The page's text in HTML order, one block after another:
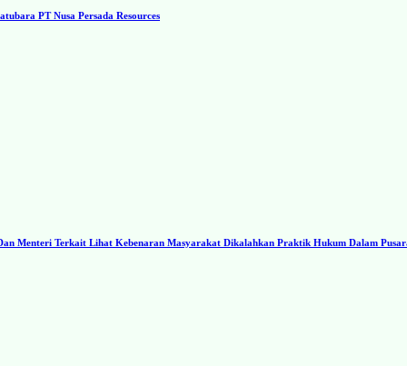
PT Nusa Persada Resources
Menteri Terkait Lihat Kebenaran Masyarakat Dikalahkan Praktik Hukum Dalam